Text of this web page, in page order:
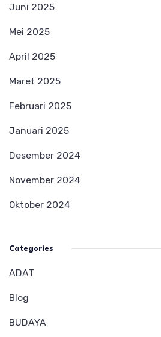
Juni 2025
Mei 2025
April 2025
Maret 2025
Februari 2025
Januari 2025
Desember 2024
November 2024
Oktober 2024
Categories
ADAT
Blog
BUDAYA